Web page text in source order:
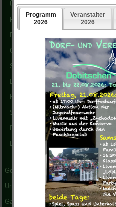
Übersicht
Faschingsclub
Feuerwehrverein
Geschichtsverein
Sportverein
Dorf- & Förderverein
Kleingärtnerverein
Schulförderverein
Rassegeflügelverein
Landfrauen
Gesundheitswesen
Unternehmen
Gasthof und Saal